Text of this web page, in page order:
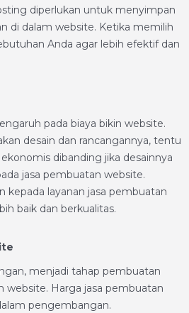
diperlukan untuk menyimpan
di dalam website. Ketika memilih
Anda agar lebih efektif dan
pada biaya bikin website.
desain dan rancangannya, tentu
dibanding jika desainnya
jasa pembuatan website.
kepada layanan jasa pembuatan
baik dan berkualitas.
menjadi tahap pembuatan
Harga jasa pembuatan
pengembangan.